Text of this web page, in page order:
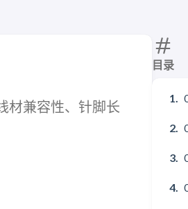
目录
材兼容性、针脚长